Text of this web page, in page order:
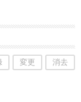
変更 消去